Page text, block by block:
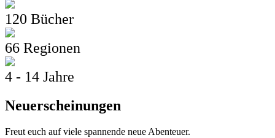
120 Bücher
66 Regionen
4 - 14 Jahre
Neuerscheinungen
Freut euch auf viele spannende neue Abenteuer.